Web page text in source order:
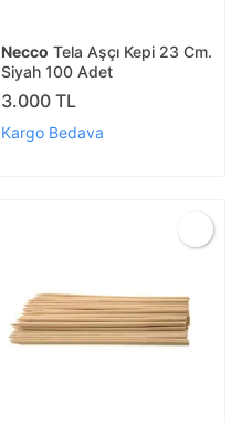
Necco Tela Aşçı Kepi 23 Cm.
Siyah 100 Adet
3.000 TL
Kargo Bedava